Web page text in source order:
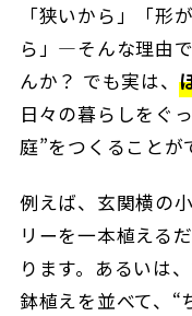
「狭いから」「形
ら」―そんな理由
んか？ でも実は、
日々の暮らしをぐ
庭”をつくることが
例えば、玄関横の
リーを一本植える
ります。あるいは
鉢植えを並べて、“